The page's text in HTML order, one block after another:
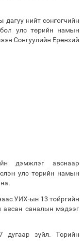
дагуу нийт сонгогчийн
улс төрийн намын
Сонгуулийн Ерөнхий
дэмжлэг авснаар
улс төрийн намын
УИХ-ын 13 тойргийн
авсан саналын мэдээг
дугаар зүйл. Төрийн